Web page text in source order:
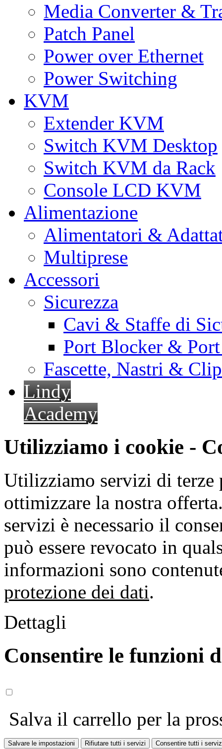
Media Converter &
Patch Panel
Power over Ethernet
Power Switching
KVM
Extender KVM
Switch KVM Desktop
Switch KVM da Rack
Console LCD KVM
Alimentazione
Alimentatori &
Multiprese
Accessori
Sicurezza
Cavi & Staffe di
Port Blocker &
Fascette, Nastri &
Lindy
Academy
Utilizziamo i cookie -
Utilizziamo servizi di terze
ottimizzare la nostra
servizi è necessario il
può essere revocato in
informazioni sono
protezione dei dati.
Dettagli
Consentire le funzioni
Salva il carrello per la
Salvare le impostazioni Rifiutare tutti i servizi Consentire tutti i